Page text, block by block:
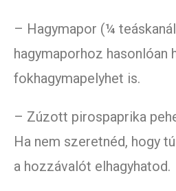
– Hagymapor (¼
hagymaporhoz hasonlóan
fokhagymapelyhet is.
– Zúzott pirospaprika
Ha nem szeretnéd, hogy
a hozzávalót elhagyhatod.